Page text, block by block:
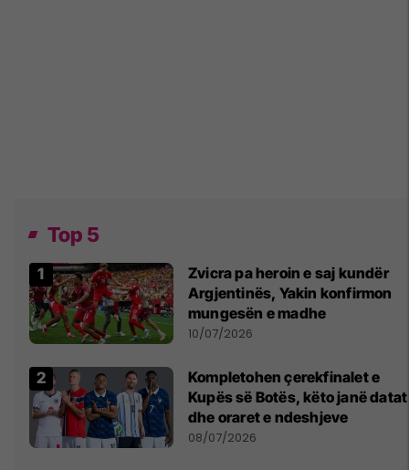
Top 5
Zvicra pa heroin e saj kundër
Argjentinës, Yakin konfirmon
mungesën e madhe
10/07/2026
Kompletohen çerekfinalet e
Kupës së Botës, këto janë datat
dhe oraret e ndeshjeve
08/07/2026